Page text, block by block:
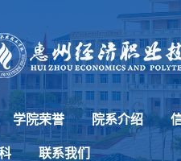
学院荣誉 院系介绍
联系我们